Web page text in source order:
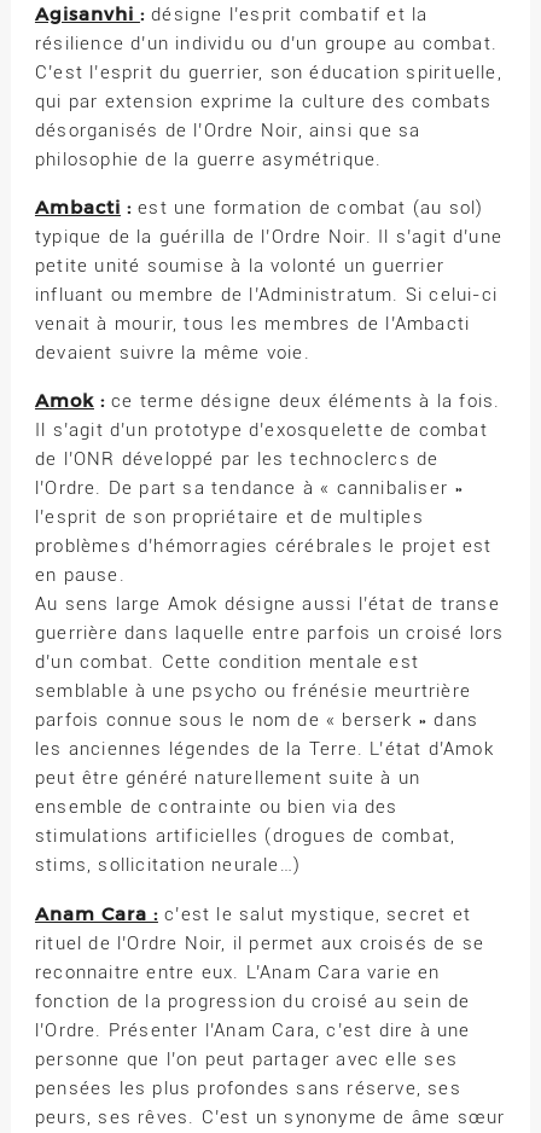
Agisanvhi :désigne l’esprit combatif et la
résilience d’un individu ou d’un groupe au combat.
C’est l’esprit du guerrier, son éducation spirituelle,
qui par extension exprime la culture des combats
désorganisés de l’Ordre Noir, ainsi que sa
philosophie de la guerre asymétrique.
Ambacti :est une formation de combat (au sol)
typique de la guérilla de l’Ordre Noir. Il s’agit d’une
petite unité soumise à la volonté un guerrier
influant ou membre de l’Administratum. Si celui-ci
venait à mourir, tous les membres de l’Ambacti
devaient suivre la même voie.
Amok:ce terme désigne deux éléments à la fois.
Il s’agit d’un prototype d’exosquelette de combat
de l’ONR développé par les technoclercs de
l’Ordre. De part sa tendance à « cannibaliser »
l’esprit de son propriétaire et de multiples
problèmes d’hémorragies cérébrales le projet est
en pause.
Au sens large Amok désigne aussi l’état de transe
guerrière dans laquelle entre parfois un croisé lors
d’un combat. Cette condition mentale est
semblable à une psycho ou frénésie meurtrière
parfois connue sous le nom de « berserk » dans
les anciennes légendes de la Terre. L’état d’Amok
peut être généré naturellement suite à un
ensemble de contrainte ou bien via des
stimulations artificielles (drogues de combat,
stims, sollicitation neurale…)
Anam Cara :c’est le salut mystique, secret et
rituel de l’Ordre Noir, il permet aux croisés de se
reconnaitre entre eux. L’Anam Cara varie en
fonction de la progression du croisé au sein de
l’Ordre. Présenter l’Anam Cara, c’est dire à une
personne que l’on peut partager avec elle ses
pensées les plus profondes sans réserve, ses
peurs, ses rêves. C’est un synonyme de âme sœur